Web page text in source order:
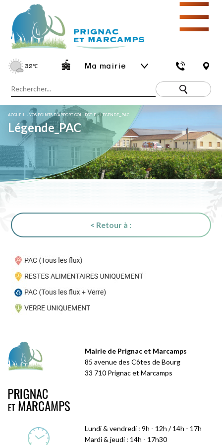
32℃ Ma mairie
☰
ACCUEIL »VOS POINTS D’APPORT COLLECTIF» LÉGENDE_PAC
Légende_PAC
< Retour à :
Mairie de Prignac et Marcamps
85 avenue des Côtes de Bourg
33 710 Prignac et Marcamps
Lundi & vendredi : 9h - 12h / 14h - 17h
Mardi & jeudi : 14h - 17h30